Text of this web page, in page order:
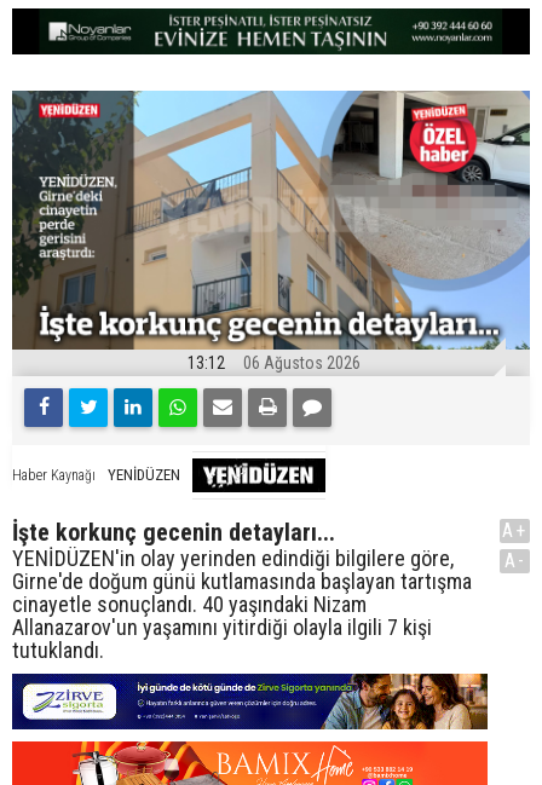
13:12 06 Ağustos 2026
Haber Kaynağı YENİDÜZEN
İşte korkunç gecenin detayları...
YENİDÜZEN'in olay yerinden edindiği bilgilere göre,
Girne'de doğum günü kutlamasında başlayan tartışma
cinayetle sonuçlandı. 40 yaşındaki Nizam
Allanazarov'un yaşamını yitirdiği olayla ilgili 7 kişi
tutuklandı.
A+
A-